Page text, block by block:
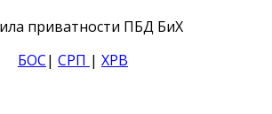
приватности ПБД БиХ
БОС| СРП | ХРВ